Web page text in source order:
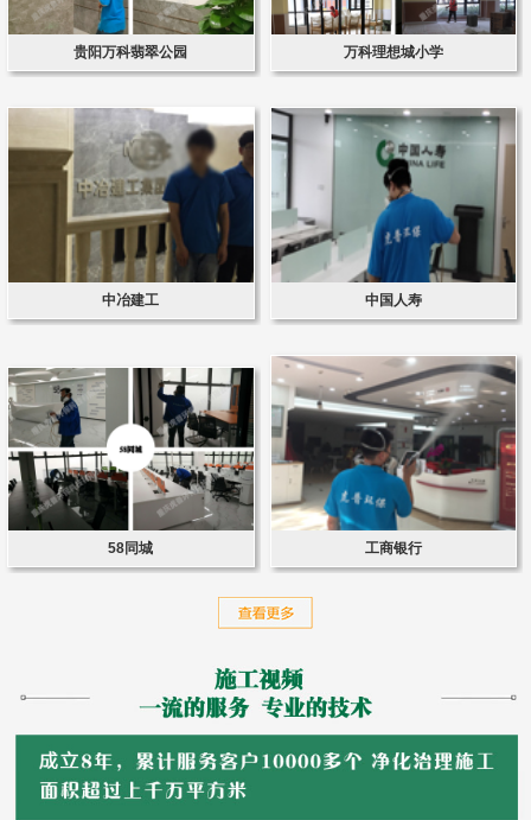
贵阳万科翡翠公园 万科理想城小学
中冶建工 中国人寿
58同城 工商银行